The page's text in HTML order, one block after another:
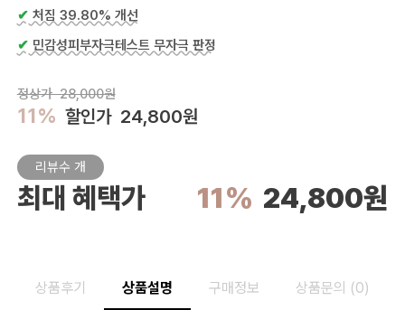
✔ 처짐 39.80% 개선
✔ 민감성피부자극테스트 무자극 판정
정상가 28,000원
11% 할인가 24,800원
리뷰수 개
최대 혜택가 11% 24,800원
상품후기 상품설명 구매정보 상품문의 (0)